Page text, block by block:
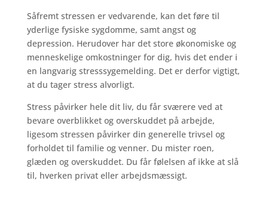
Såfremt stressen er vedvarende, kan det føre til
yderlige fysiske sygdomme, samt angst og
depression. Herudover har det store økonomiske og
menneskelige omkostninger for dig, hvis det ender i
en langvarig stresssygemelding. Det er derfor vigtigt,
at du tager stress alvorligt.
Stress påvirker hele dit liv, du får sværere ved at
bevare overblikket og overskuddet på arbejde,
ligesom stressen påvirker din generelle trivsel og
forholdet til familie og venner. Du mister roen,
glæden og overskuddet. Du får følelsen af ikke at slå
til, hverken privat eller arbejdsmæssigt.